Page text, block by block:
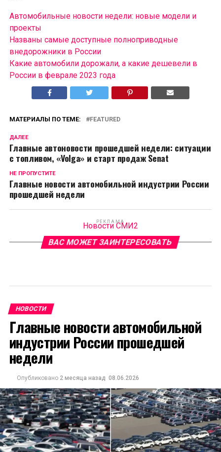
Автомобильные новости недели: новые модели и
проекты
Названы самые доступные полноприводные
внедорожники в России
Какие автомобили дорожали, а какие дешевели в
России в феврале 2023 года
МАТЕРИАЛЫ ПО ТЕМЕ: FEATURED
ДАЛЕЕ
Главные автоновости прошедшей недели: ситуации
с топливом, «Volga» и старт продаж Senat
НЕ ПРОПУСТИТЕ
Главные новости автомобильной индустрии России
прошедшей недели
РЕКЛАМА
Новости СМИ2
ВАС МОЖЕТ ЗАИНТЕРЕСОВАТЬ
НОВОСТИ
Главные новости автомобильной
индустрии России прошедшей
недели
Опубликовано 2 месяца назад 08.06.2026